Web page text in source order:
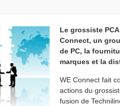
Le grossiste
Connect, un
de PC, la
marques et la
WE Connect fait
actions du
fusion de